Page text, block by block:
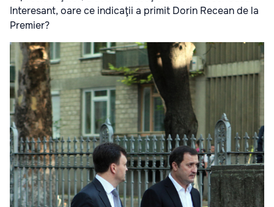
Interesant, oare ce indicaţii a primit Dorin Recean de la
Premier?